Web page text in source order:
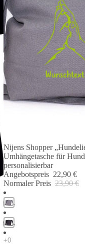
Angebot 🐾
Nijens Shopper
Umhängetasche für
personalisierbar
Angebotspreis 22,90 €
Normaler Preis 23,90 €